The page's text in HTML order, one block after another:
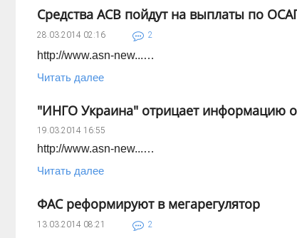
Средства АСВ пойдут на выплаты по
28.03.2014 02:16 2
http://www.asn-new...…
Читать далее
"ИНГО Украина" отрицает информацию
19.03.2014 16:55
http://www.asn-new...…
Читать далее
ФАС реформируют в мегарегулятор
13.03.2014 08:21 2